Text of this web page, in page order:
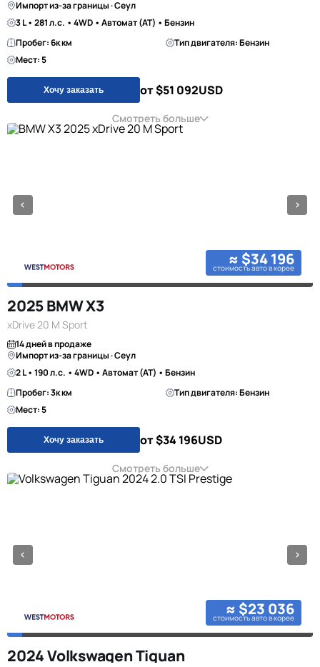
Импорт из-за границы · Сеул
3 L • 281 л.с. • 4WD • Автомат (AT) • Бензин
Пробег: 6к км
Тип двигателя: Бензин
Мест: 5
Хочу заказать от $51 092USD
Смотреть больше
≈ $34 196
стоимость авто в корее
2025 BMW X3
xDrive 20 M Sport
14 дней в продаже
Импорт из-за границы · Сеул
2 L • 190 л.с. • 4WD • Автомат (AT) • Бензин
Пробег: 3к км
Тип двигателя: Бензин
Мест: 5
Хочу заказать от $34 196USD
Смотреть больше
≈ $23 036
стоимость авто в корее
2024 Volkswagen Tiguan